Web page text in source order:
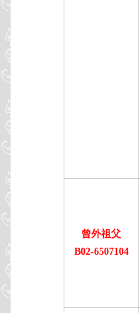
曾外祖父
B02-6507104